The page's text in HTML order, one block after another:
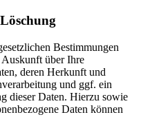
Bestimmungen
Auskunft über Ihre
deren Herkunft und
und ggf. ein
dieser Daten. Hierzu sowie
Daten können